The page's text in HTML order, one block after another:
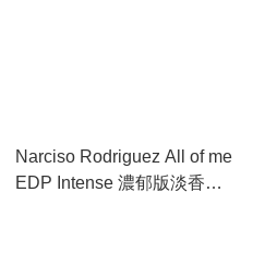
Narciso Rodriguez All of me
EDP Intense 濃郁版淡香精